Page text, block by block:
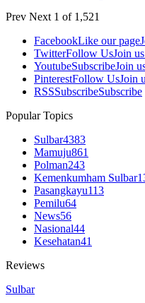
Prev Next 1 of 1,521
FacebookLike our page
TwitterFollow UsJoin
YoutubeSubscribeJoin
PinterestFollow UsJoin
RSSSubscribeSubscribe
Popular Topics
Sulbar4383
Mamuju861
Polman243
Kemenkumham Sulbar
Pasangkayu113
Pemilu64
News56
Nasional44
Kesehatan41
Reviews
Sulbar